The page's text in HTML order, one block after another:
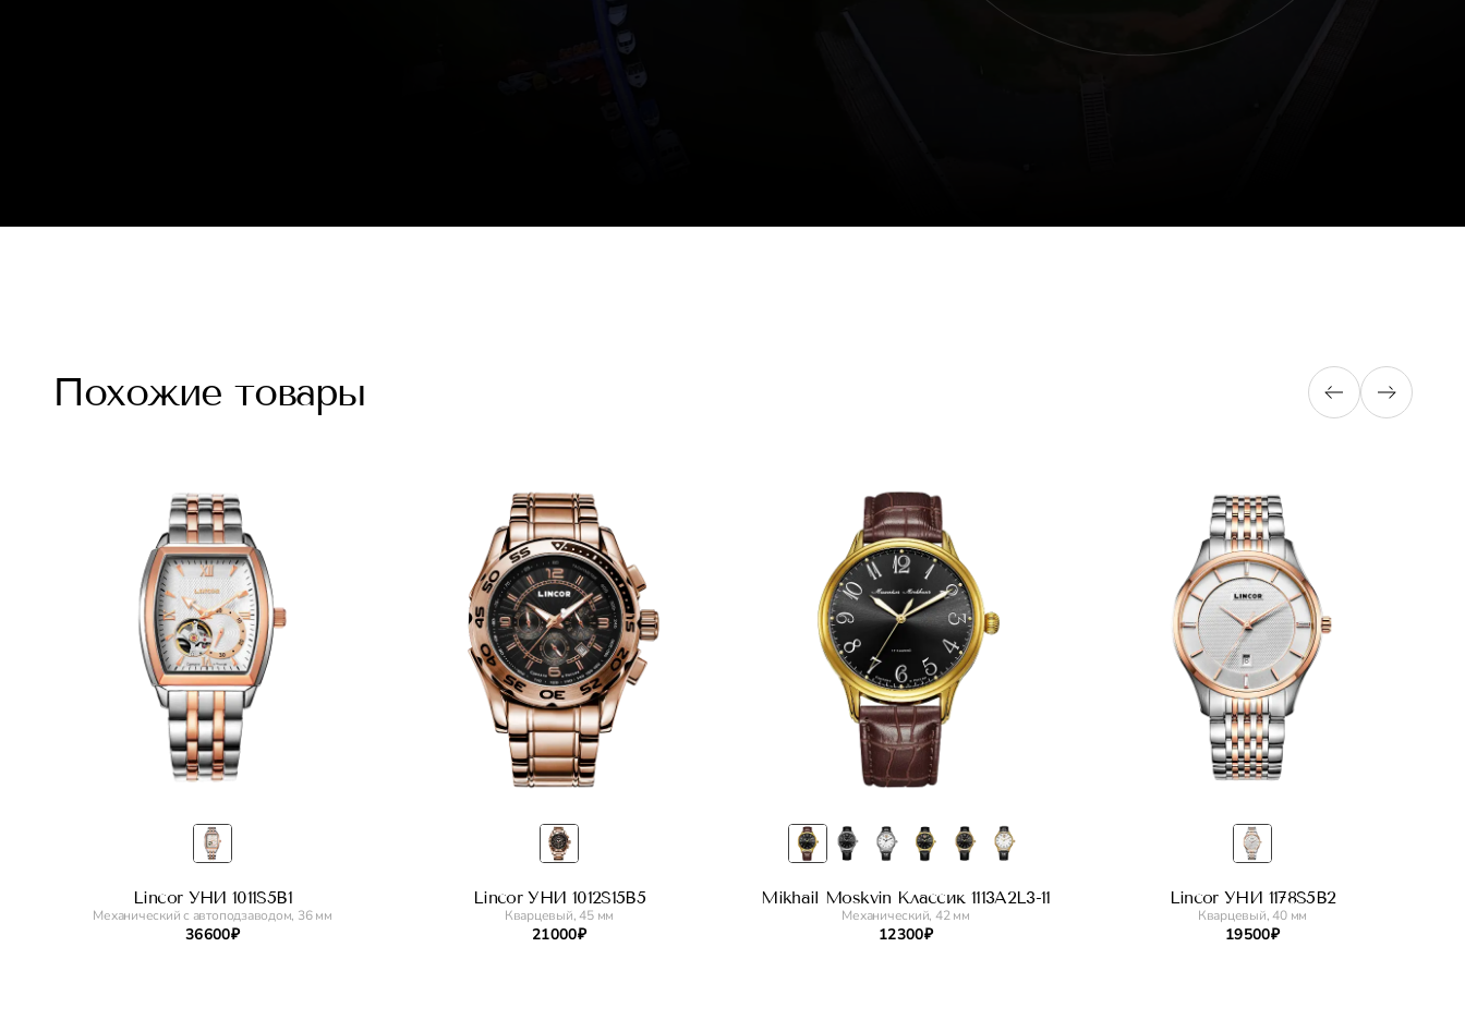
Похожие товары
Lincor УНИ 1011S5B1
Механический с автоподзаводом, 36 мм
36 600 ₽
Lincor УНИ 1012S15B5
Кварцевый, 45 мм
21 000 ₽
Mikhail Moskvin Классик 1113A2L3-11
Механический, 42 мм
12 300 ₽
Lincor УНИ 1178S5B2
Кварцевый, 40 мм
19 500 ₽